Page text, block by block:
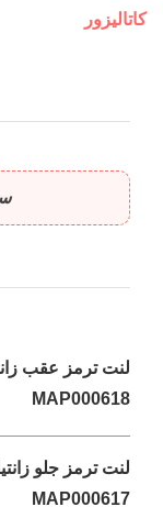
کاتالیزور
لنت ترمز عقب
MAP000618
لنت ترمز جلو
MAP000617